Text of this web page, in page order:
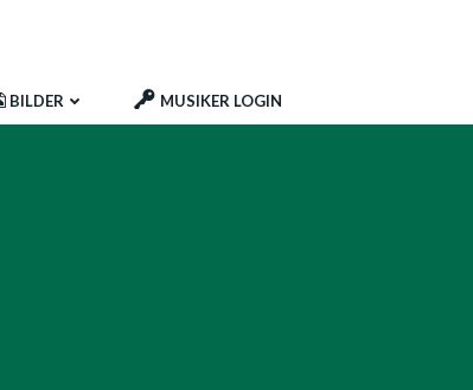
BILDER MUSIKER LOGIN